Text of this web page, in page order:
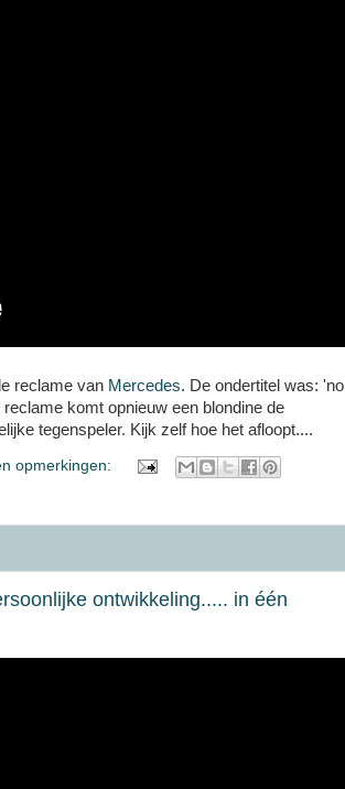
reclame van Mercedes. De ondertitel was: 'no
komt opnieuw een blondine de
tegenspeler. Kijk zelf hoe het afloopt....
opmerkingen:
ontwikkeling..... in één